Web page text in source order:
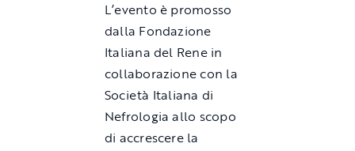
L’evento è promosso
dalla Fondazione
Italiana del Rene in
collaborazione con la
Società Italiana di
Nefrologia allo scopo
di accrescere la